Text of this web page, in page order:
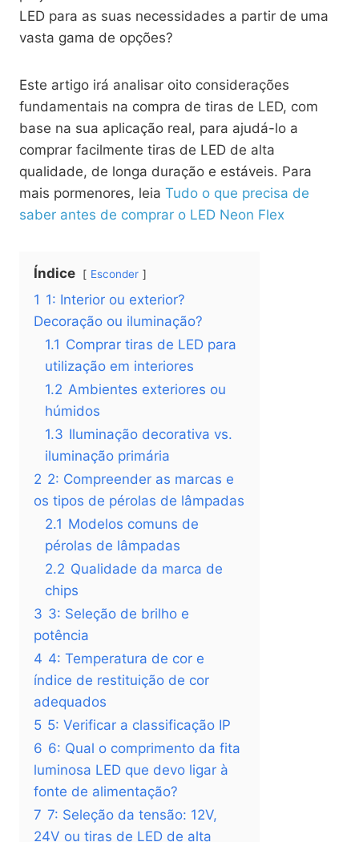
LED para as suas necessidades a partir de uma
vasta gama de opções?
Este artigo irá analisar oito considerações
fundamentais na compra de tiras de LED, com
base na sua aplicação real, para ajudá-lo a
comprar facilmente tiras de LED de alta
qualidade, de longa duração e estáveis. Para
mais pormenores, leia Tudo o que precisa de
saber antes de comprar o LED Neon Flex
Índice Esconder
1 1: Interior ou exterior?
Decoração ou iluminação?
1.1 Comprar tiras de LED para
utilização em interiores
1.2 Ambientes exteriores ou
húmidos
1.3 Iluminação decorativa vs.
iluminação primária
2 2: Compreender as marcas e
os tipos de pérolas de lâmpadas
2.1 Modelos comuns de
pérolas de lâmpadas
2.2 Qualidade da marca de
chips
3 3: Seleção de brilho e
potência
4 4: Temperatura de cor e
índice de restituição de cor
adequados
5 5: Verificar a classificação IP
6 6: Qual o comprimento da fita
luminosa LED que devo ligar à
fonte de alimentação?
7 7: Seleção da tensão: 12V,
24V ou tiras de LED de alta